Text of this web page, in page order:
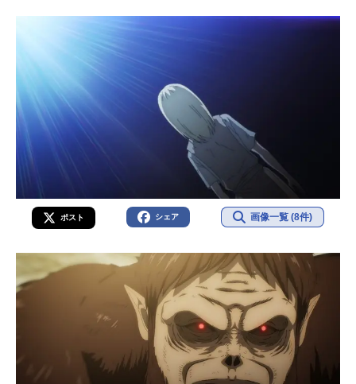
ポスト シェア 画像一覧 (8件)